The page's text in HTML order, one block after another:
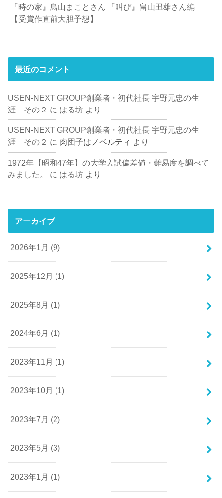
『時の家』鳥山まことさん 『叫び』畠山丑雄さん編
【受賞作直前大胆予想】
最近のコメント
USEN-NEXT GROUP創業者・初代社長 宇野元忠の生
涯 その２ に はる坊 より
USEN-NEXT GROUP創業者・初代社長 宇野元忠の生
涯 その２ に 肉団子はノベルティ より
1972年【昭和47年】の大学入試偏差値・難易度を調べて
みました。
に はる坊 より
アーカイブ
2026年1月 (9)
2025年12月 (1)
2025年8月 (1)
2024年6月 (1)
2023年11月 (1)
2023年10月 (1)
2023年7月 (2)
2023年5月 (3)
2023年1月 (1)